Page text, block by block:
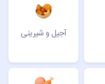
آجیل و شیرینی